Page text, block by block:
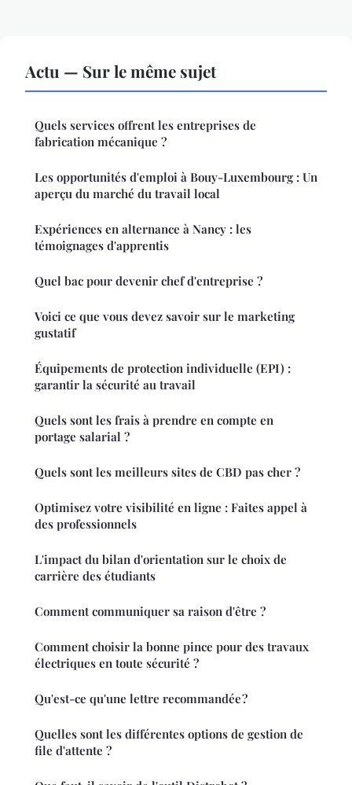
Actu — Sur le même sujet
Quels services offrent les entreprises de
fabrication mécanique ?
Les opportunités d'emploi à Bouy-Luxembourg : Un
aperçu du marché du travail local
Expériences en alternance à Nancy : les
témoignages d'apprentis
Quel bac pour devenir chef d'entreprise ?
Voici ce que vous devez savoir sur le marketing
gustatif
Équipements de protection individuelle (EPI) :
garantir la sécurité au travail
Quels sont les frais à prendre en compte en
portage salarial ?
Quels sont les meilleurs sites de CBD pas cher ?
Optimisez votre visibilité en ligne : Faites appel à
des professionnels
L'impact du bilan d'orientation sur le choix de
carrière des étudiants
Comment communiquer sa raison d'être ?
Comment choisir la bonne pince pour des travaux
électriques en toute sécurité ?
Qu'est-ce qu'une lettre recommandée ?
Quelles sont les différentes options de gestion de
file d'attente ?